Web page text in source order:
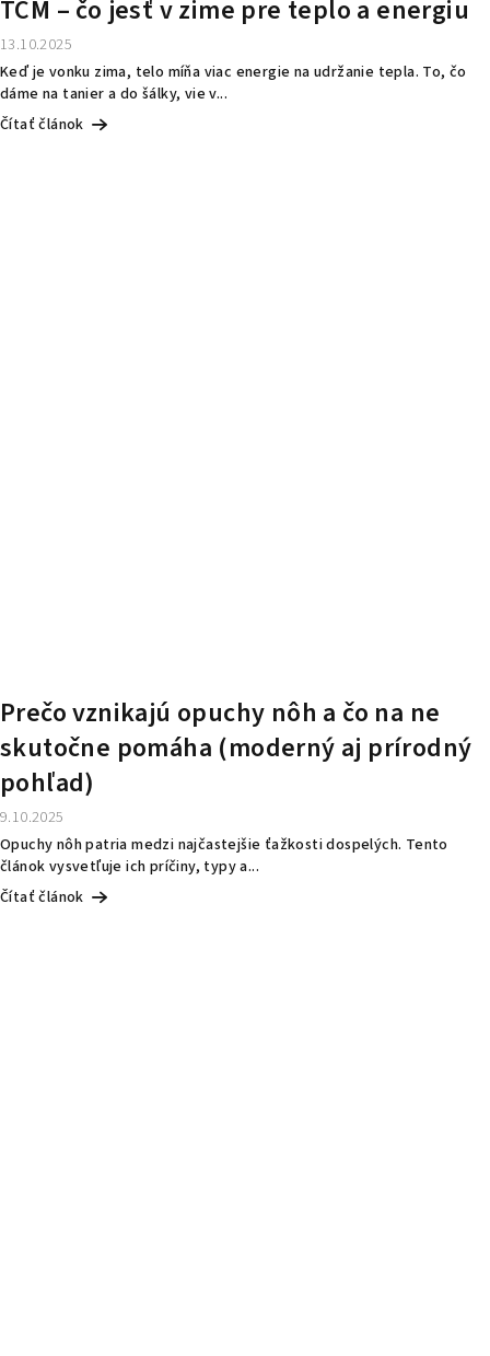
TČM – čo jesť v zime pre teplo a energiu
13.10.2025
Keď je vonku zima, telo míňa viac energie na udržanie tepla. To, čo
dáme na tanier a do šálky, vie v...
Čítať článok
Prečo vznikajú opuchy nôh a čo na ne
skutočne pomáha (moderný aj prírodný
pohľad)
9.10.2025
Opuchy nôh patria medzi najčastejšie ťažkosti dospelých. Tento
článok vysvetľuje ich príčiny, typy a...
Čítať článok